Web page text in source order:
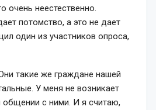
очень неестественно.
потомство, а это не дает
один из участников опроса,
такие же граждане нашей
У меня не возникает
общении с ними. И я считаю,